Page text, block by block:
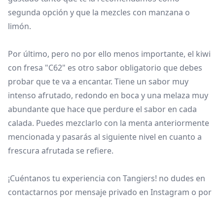
segunda opción y que la mezcles con manzana o
limón.
Por último, pero no por ello menos importante, el kiwi
con fresa "C62" es otro sabor obligatorio que debes
probar que te va a encantar. Tiene un sabor muy
intenso afrutado, redondo en boca y una melaza muy
abundante que hace que perdure el sabor en cada
calada. Puedes mezclarlo con la menta anteriormente
mencionada y pasarás al siguiente nivel en cuanto a
frescura afrutada se refiere.
¡Cuéntanos tu experiencia con Tangiers! no dudes en
contactarnos por mensaje privado en Instagram o por